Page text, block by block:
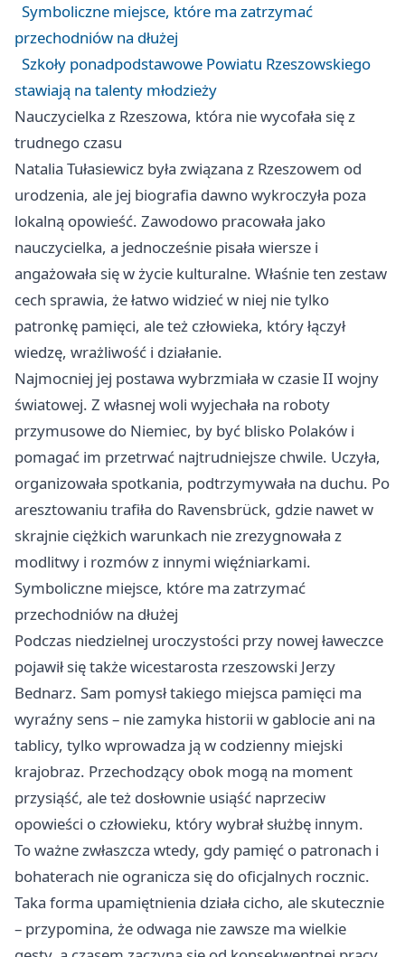
Symboliczne miejsce, które ma zatrzymać
przechodniów na dłużej
Szkoły ponadpodstawowe Powiatu Rzeszowskiego
stawiają na talenty młodzieży
Nauczycielka z Rzeszowa, która nie wycofała się z
trudnego czasu
Natalia Tułasiewicz była związana z Rzeszowem od
urodzenia, ale jej biografia dawno wykroczyła poza
lokalną opowieść. Zawodowo pracowała jako
nauczycielka, a jednocześnie pisała wiersze i
angażowała się w życie kulturalne. Właśnie ten zestaw
cech sprawia, że łatwo widzieć w niej nie tylko
patronkę pamięci, ale też człowieka, który łączył
wiedzę, wrażliwość i działanie.
Najmocniej jej postawa wybrzmiała w czasie II wojny
światowej. Z własnej woli wyjechała na roboty
przymusowe do Niemiec, by być blisko Polaków i
pomagać im przetrwać najtrudniejsze chwile. Uczyła,
organizowała spotkania, podtrzymywała na duchu. Po
aresztowaniu trafiła do Ravensbrück, gdzie nawet w
skrajnie ciężkich warunkach nie zrezygnowała z
modlitwy i rozmów z innymi więźniarkami.
Symboliczne miejsce, które ma zatrzymać
przechodniów na dłużej
Podczas niedzielnej uroczystości przy nowej ławeczce
pojawił się także wicestarosta rzeszowski Jerzy
Bednarz. Sam pomysł takiego miejsca pamięci ma
wyraźny sens – nie zamyka historii w gablocie ani na
tablicy, tylko wprowadza ją w codzienny miejski
krajobraz. Przechodzący obok mogą na moment
przysiąść, ale też dosłownie usiąść naprzeciw
opowieści o człowieku, który wybrał służbę innym.
To ważne zwłaszcza wtedy, gdy pamięć o patronach i
bohaterach nie ogranicza się do oficjalnych rocznic.
Taka forma upamiętnienia działa cicho, ale skutecznie
– przypomina, że odwaga nie zawsze ma wielkie